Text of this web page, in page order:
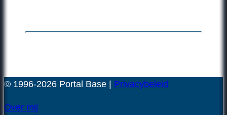
© 1996-2026 Portal Base | Privacybeleid
Over mij